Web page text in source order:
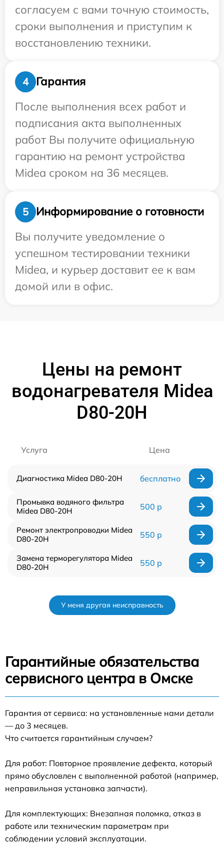
согласуем с вами точную стоимость,
сроки выполнения и приступим к
восстановлению техники.
4
Гарантия
После выполнения всех работ и
подписания акта выполненных
работ Вы получите официальную
гарантию на ремонт устройства
Midea сроком на 36 месяцев.
5
Информирование о готовности
Вы получите уведомление о
успешном тестировании техники
Midea, и курьер доставит ее к вам
домой или в офис.
Цены на ремонт
водонагревателя Midea
D80-20Н
Услуга Цена
Диагностика Midea D80-20Н бесплатно
Промывка водяного фильтра
Midea D80-20Н
500 р
Ремонт электропроводки Midea
D80-20Н
550 р
Замена терморегулятора Midea
D80-20Н
550 р
У меня другая неисправность
Гарантийные обязательства
сервисного центра в Омске
Гарантия от сервиса: на установленные нами детали
— до 3 месяцев.
Что считается гарантийным случаем?
Для работ: Повторное проявление дефекта, который
прямо обусловлен с выполненной работой (например,
неправильная установка запчасти).
Для комплектующих: Внезапная поломка, отказ в
работе или техническим параметрам при
соблюдении условий эксплуатации.